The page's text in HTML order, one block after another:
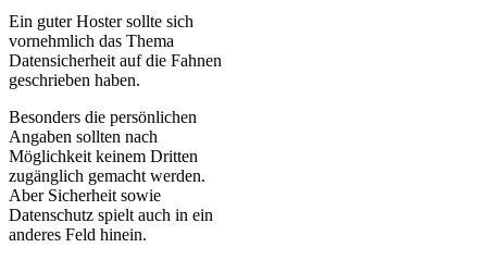
Ein guter Hoster sollte sich
vornehmlich das Thema
Datensicherheit auf die Fahnen
geschrieben haben.
Besonders die persönlichen
Angaben sollten nach
Möglichkeit keinem Dritten
zugänglich gemacht werden.
Aber Sicherheit sowie
Datenschutz spielt auch in ein
anderes Feld hinein.